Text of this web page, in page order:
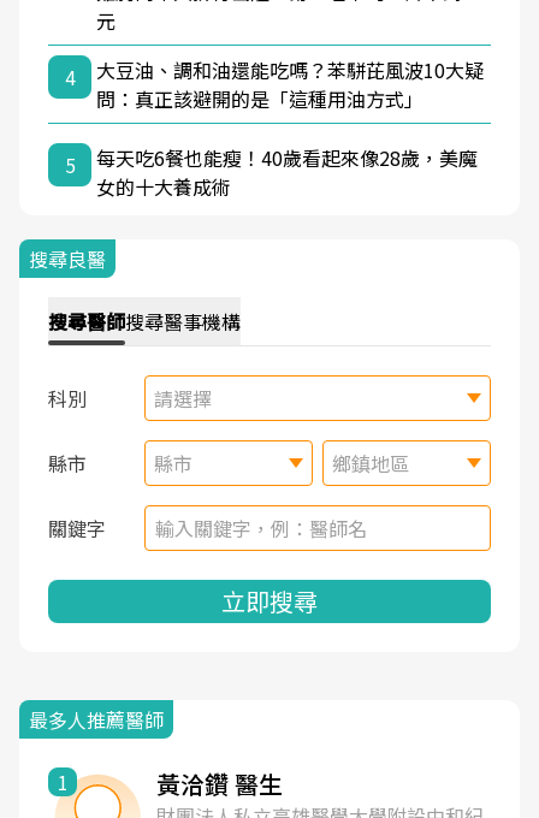
元
4
大豆油、調和油還能吃嗎？苯駢芘風波10大疑
問：真正該避開的是「這種用油方式」
5
每天吃6餐也能瘦！40歲看起來像28歲，美魔
女的十大養成術
搜尋良醫
搜尋醫師搜尋醫事機構
科別 請選擇
縣市 縣市 鄉鎮地區
關鍵字
立即搜尋
最多人推薦醫師
1 黃洽鑽 醫生